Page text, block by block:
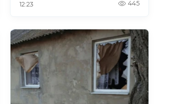
12:23 445